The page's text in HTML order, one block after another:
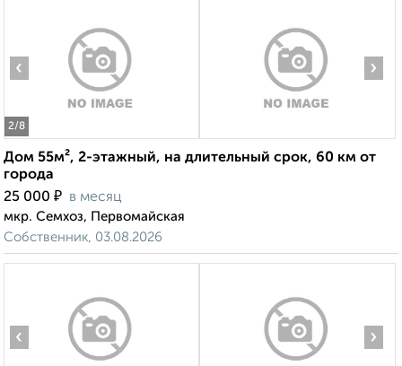
2/8
‹ ›
Дом 55м², 2-этажный, на длительный срок, 60 км от
города
25 000 ₽ в месяц
мкр. Семхоз, Первомайская
Собственник, 03.08.2026
‹ ›